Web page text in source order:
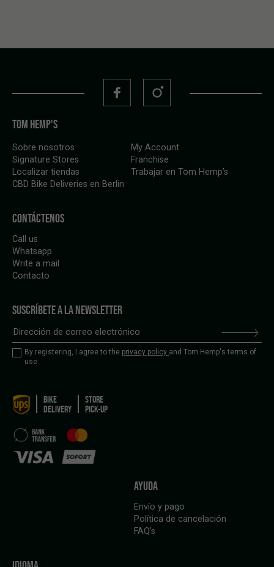
TOM HEMP'S
Sobre nosotros
Signature Stores
Localizar tiendas
CBD Bike Deliveries en Berlin
My Account
Franchise
Trabajar en Tom Hemp’s
CONTÁCTENOS
Call us
Whatsapp
Write a mail
Contacto
SUSCRÍBETE A LA NEWSLETTER
By registering, I agree to the privacy policy and Tom Hemp's terms of
use.
BIKE
DELIVERY
STORE
PICK-UP
AYUDA
Envío y pago
Política de cancelación
FAQ’s